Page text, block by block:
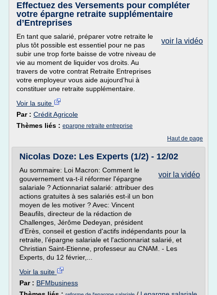
Effectuez des Versements pour compléter
votre épargne retraite supplémentaire
d’Entreprises
voir la vidéo
En tant que salarié, préparer votre retraite le
plus tôt possible est essentiel pour ne pas
subir une trop forte baisse de votre niveau de
vie au moment de liquider vos droits. Au
travers de votre contrat Retraite Entreprises
votre employeur vous aide aujourd’hui à
constituer une retraite supplémentaire.
Voir la suite
Par : Crédit Agricole
Thèmes liés : epargne retraite entreprise
Haut de page
Nicolas Doze: Les Experts (1/2) - 12/02
voir la vidéo
Au sommaire: Loi Macron: Comment le
gouvernement va-t-il réformer l'épargne
salariale ? Actionnariat salarié: attribuer des
actions gratuites à ses salariés est-il un bon
moyen de les motiver ? Avec: Vincent
Beaufils, directeur de la rédaction de
Challenges, Jérôme Dedeyan, président
d'Erès, conseil et gestion d'actifs indépendants pour la
retraite, l’épargne salariale et l'actionnariat salarié, et
Christian Saint-Etienne, professeur au CNAM. - Les
Experts, du 12 février,...
Voir la suite
Par : BFMbusiness